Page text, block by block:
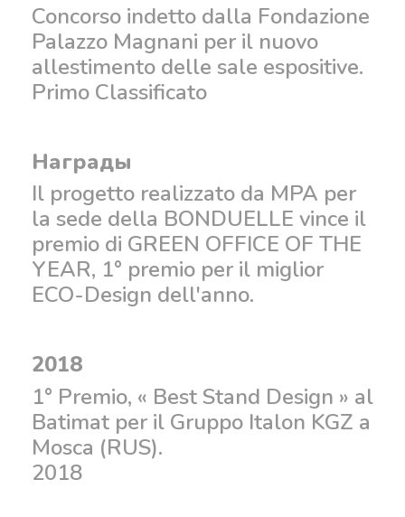
Concorso indetto dalla Fondazione
Palazzo Magnani per il nuovo
allestimento delle sale espositive.
Primo Classificato
Награды
Il progetto realizzato da MPA per
la sede della BONDUELLE vince il
premio di GREEN OFFICE OF THE
YEAR, 1° premio per il miglior
ECO-Design dell'anno.
2018
1° Premio, « Best Stand Design » al
Batimat per il Gruppo Italon KGZ a
Mosca (RUS).
2018